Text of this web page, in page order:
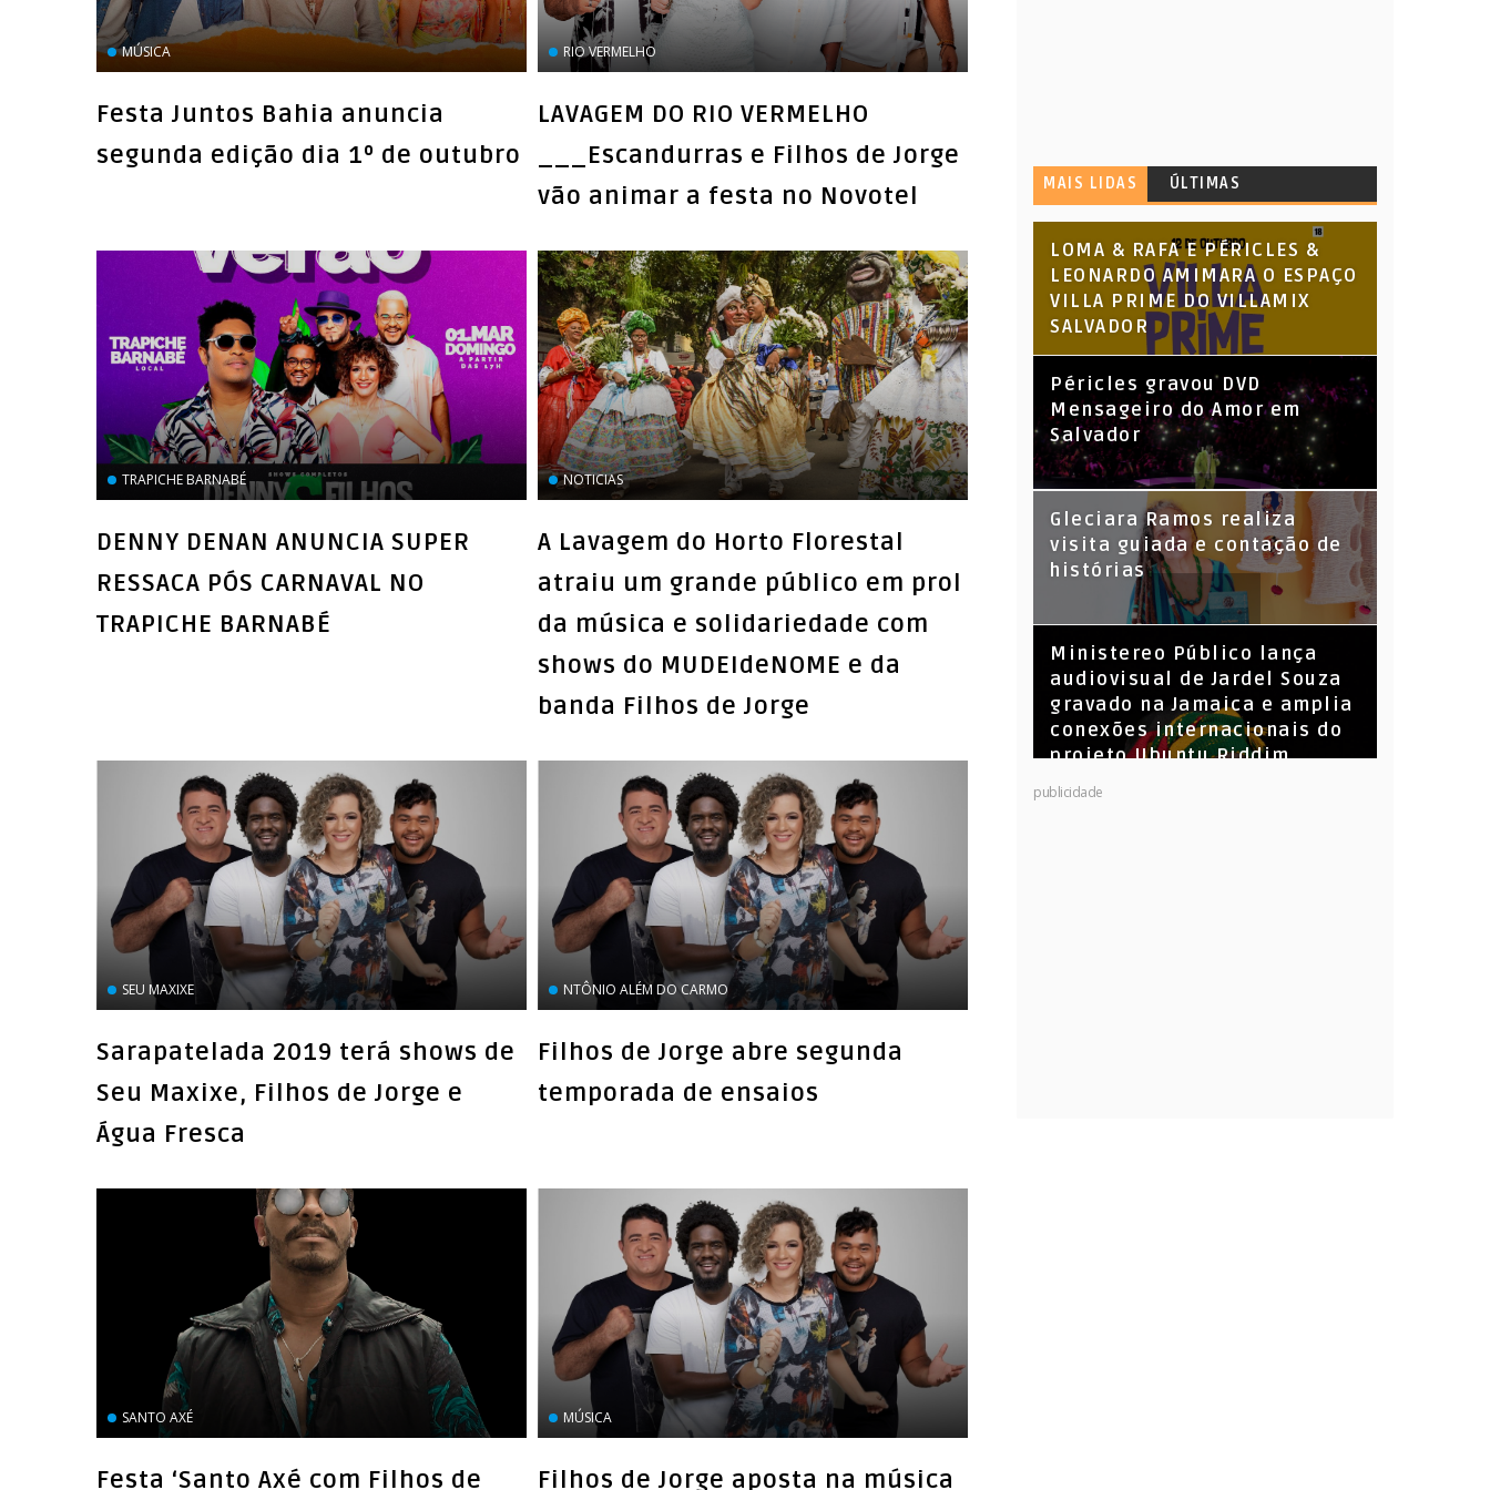
MÚSICA
Festa Juntos Bahia anuncia
segunda edição dia 1º de outubro
RIO VERMELHO
LAVAGEM DO RIO VERMELHO
___Escandurras e Filhos de Jorge
vão animar a festa no Novotel
TRAPICHE BARNABÉ
DENNY DENAN ANUNCIA SUPER
RESSACA PÓS CARNAVAL NO
TRAPICHE BARNABÉ
NOTICIAS
A Lavagem do Horto Florestal
atraiu um grande público em prol
da música e solidariedade com
shows do MUDEIdeNOME e da
banda Filhos de Jorge
SEU MAXIXE
Sarapatelada 2019 terá shows de
Seu Maxixe, Filhos de Jorge e
Água Fresca
NTÔNIO ALÉM DO CARMO
Filhos de Jorge abre segunda
temporada de ensaios
SANTO AXÉ
Festa ‘Santo Axé com Filhos de
MÚSICA
Filhos de Jorge aposta na música
MAIS LIDAS ÚLTIMAS
LOMA & RAFA E PÉRICLES &
LEONARDO AMIMARA O ESPAÇO
VILLA PRIME DO VILLAMIX
SALVADOR
Péricles gravou DVD
Mensageiro do Amor em
Salvador
KL Jay (Racionais MC’s), DJ
Raíz e DJ Leandro Vitrola na
BIGSHAKE 14
Gleciara Ramos realiza
visita guiada e contação de
histórias
​Ministereo Público lança
audiovisual de Jardel Souza
gravado na Jamaica e amplia
conexões internacionais do
projeto Ubuntu Riddim
publicidade